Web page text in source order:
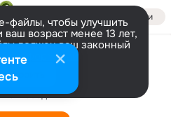
Войти
файлы, чтобы улучшить
возраст менее 13 лет,
должен ваш законный
информации
меня
Побединская